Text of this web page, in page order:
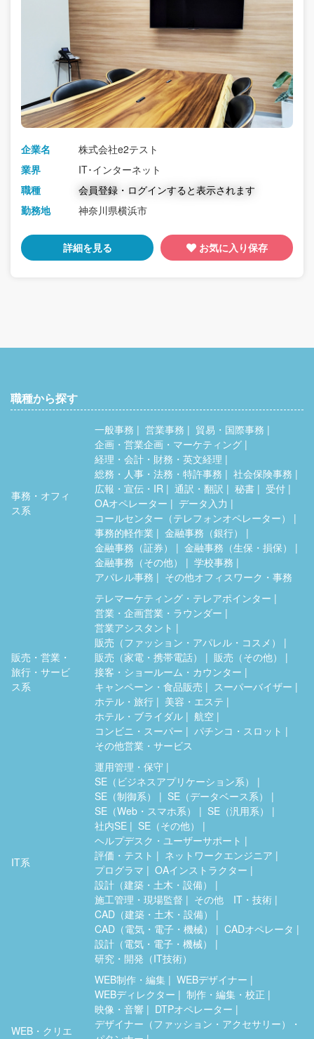
企業名
株式会社e2テスト
業界
IT･インターネット
職種
会員登録・ログインすると表示されます
勤務地
神奈川県横浜市
詳細を見る お気に入り保存
職種から探す
事務・オフィ
ス系
一般事務 営業事務
貿易・国際事務
企画・営業企画・マーケティング
経理・会計・財務・英文経理
総務・人事・法務・特許事務
社会保険事務
広報・宣伝・IR
通訳・翻訳 秘書
受付
OAオペレーター
データ入力
コールセンター（テレフォンオペレーター）
事務的軽作業
金融事務（銀行）
金融事務（証券）
金融事務（生保・損保）
金融事務（その他）
学校事務
アパレル事務
その他オフィスワーク・事務
販売・営業・
旅行・サービ
ス系
テレマーケティング・テレアポインター
営業・企画営業・ラウンダー
営業アシスタント
販売（ファッション・アパレル・コスメ）
販売（家電・携帯電話）
販売（その他）
接客・ショールーム・カウンター
キャンペーン・食品販売
スーパーバイザー
ホテル・旅行
美容・エステ
ホテル・ブライダル
航空
コンビニ・スーパー
パチンコ・スロット
その他営業・サービス
IT系
運用管理・保守
SE（ビジネスアプリケーション系）
SE（制御系）
SE（データベース系）
SE（Web・スマホ系）
SE（汎用系）
社内SE
SE（その他）
ヘルプデスク・ユーザーサポート
評価・テスト
ネットワークエンジニア
プログラマ
OAインストラクター
設計（建築・土木・設備）
施工管理・現場監督
その他 IT・技術
CAD（建築・土木・設備）
CAD（電気・電子・機械）
CADオペレータ
設計（電気・電子・機械）
研究・開発（IT技術）
WEB・クリエ
WEB制作・編集
WEBデザイナー
WEBディレクター
制作・編集・校正
映像・音響
DTPオペレーター
デザイナー（ファッション・アクセサリー）・